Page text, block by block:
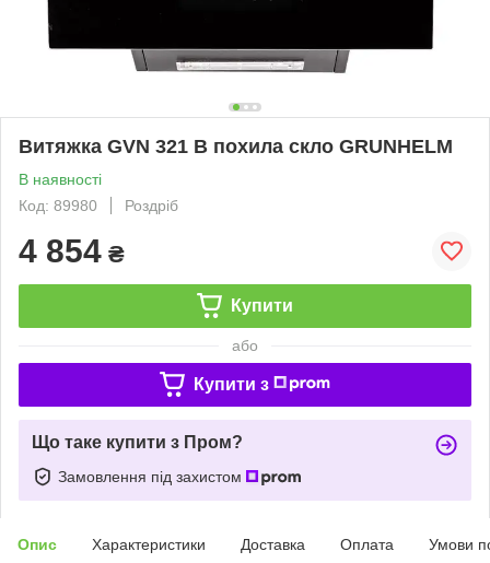
Витяжка GVN 321 B похила скло GRUNHELM
В наявності
Код: 89980
Роздріб
4 854 ₴
Купити
або
Купити з
Що таке купити з Пром?
Замовлення під захистом
Опис Характеристики Доставка Оплата Умови